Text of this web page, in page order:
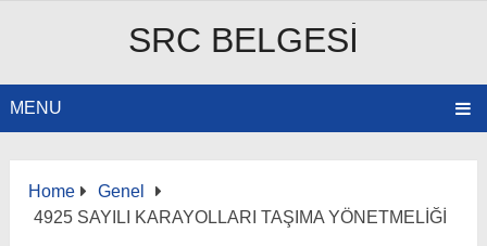
SRC BELGESI
MENU
Home
Genel
4925 SAYILI KARAYOLLARI TAŞIMA YÖNETMELİĞİ